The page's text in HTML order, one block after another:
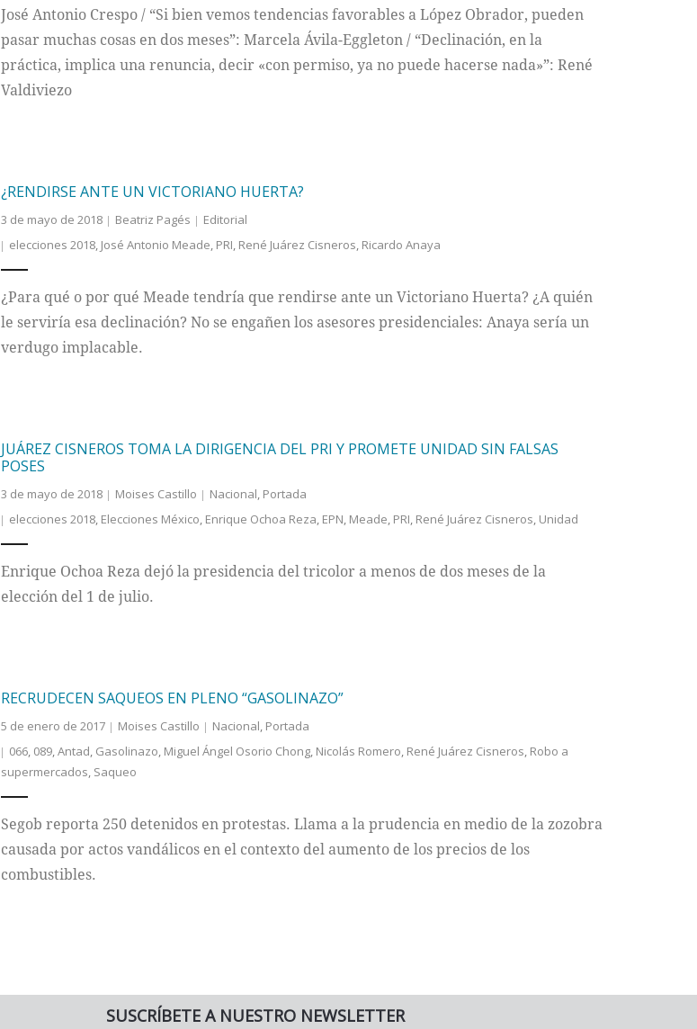
José Antonio Crespo / “Si bien vemos tendencias favorables a López Obrador, pueden
pasar muchas cosas en dos meses”: Marcela Ávila-Eggleton / “Declinación, en la
práctica, implica una renuncia, decir «con permiso, ya no puede hacerse nada»”: René
Valdiviezo
¿RENDIRSE ANTE UN VICTORIANO HUERTA?
3 de mayo de 2018 Beatriz Pagés
Editorial
elecciones 2018, José Antonio Meade, PRI, René Juárez Cisneros, Ricardo Anaya
¿Para qué o por qué Meade tendría que rendirse ante un Victoriano Huerta? ¿A quién
le serviría esa declinación? No se engañen los asesores presidenciales: Anaya sería un
verdugo implacable.
JUÁREZ CISNEROS TOMA LA DIRIGENCIA DEL PRI Y PROMETE UNIDAD SIN FALSAS
POSES
3 de mayo de 2018 Moises Castillo Nacional, Portada
elecciones 2018, Elecciones México, Enrique Ochoa Reza, EPN, Meade, PRI, René Juárez Cisneros, Unidad
Enrique Ochoa Reza dejó la presidencia del tricolor a menos de dos meses de la
elección del 1 de julio.
RECRUDECEN SAQUEOS EN PLENO “GASOLINAZO”
5 de enero de 2017 Moises Castillo Nacional, Portada
066, 089,Antad, Gasolinazo, Miguel Ángel Osorio Chong, Nicolás Romero, René Juárez Cisneros, Robo a
supermercados, Saqueo
Segob reporta 250 detenidos en protestas. Llama a la prudencia en medio de la zozobra
causada por actos vandálicos en el contexto del aumento de los precios de los
combustibles.
SUSCRÍBETE A NUESTRO NEWSLETTER